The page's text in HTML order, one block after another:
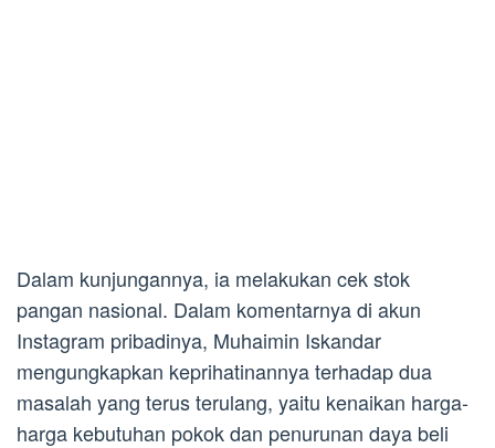
Dalam kunjungannya, ia melakukan cek stok
pangan nasional. Dalam komentarnya di akun
Instagram pribadinya, Muhaimin Iskandar
mengungkapkan keprihatinannya terhadap dua
masalah yang terus terulang, yaitu kenaikan harga-
harga kebutuhan pokok dan penurunan daya beli